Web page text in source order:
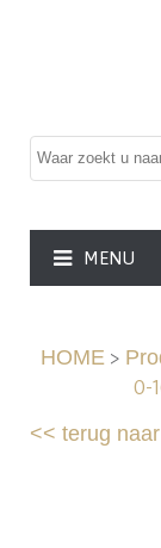
MENU
HOME>
0-
<<terug